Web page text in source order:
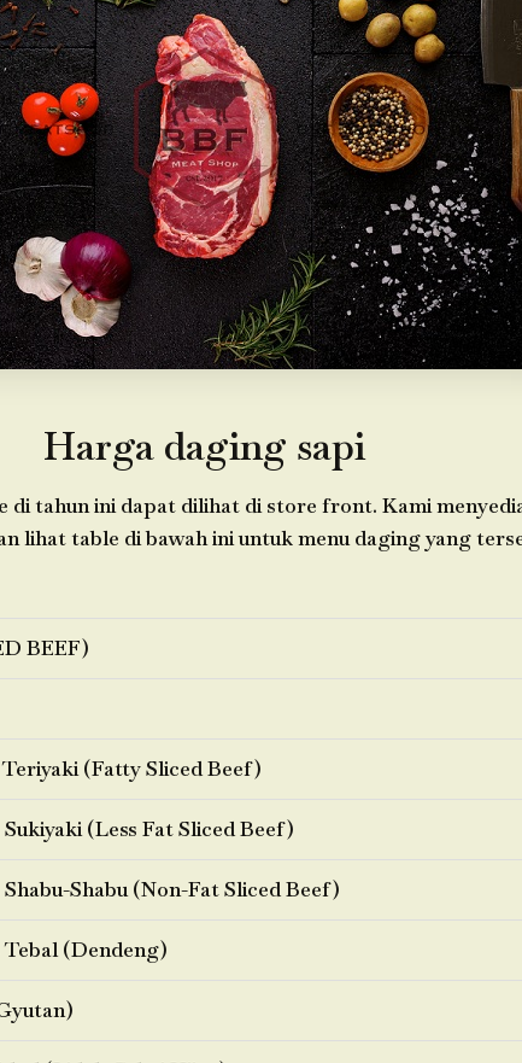
Harga daging sapi
di tahun ini dapat dilihat di store front. Kami
lihat table di bawah ini untuk menu daging yang
BEEF)
(Fatty Sliced Beef)
(Less Fat Sliced Beef)
Shabu (Non-Fat Sliced Beef)
(Dendeng)